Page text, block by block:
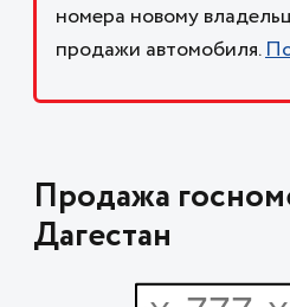
номера новому
продажи автомобиля.
Продажа
Дагестан